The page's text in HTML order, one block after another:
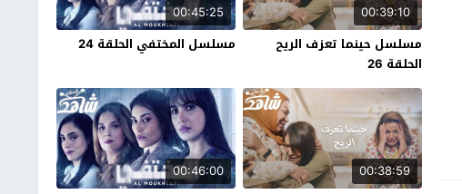
00:39:10
مسلسل حينما تعزف الريح
الحلقة 26
00:45:25
مسلسل المختفي الحلقة 24
00:38:59
00:46:00